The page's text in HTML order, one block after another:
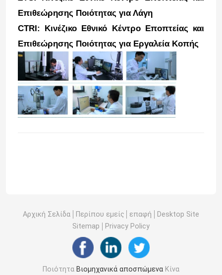
Σπίτι
Προϊόντα
Βίντεο
Επιθεώρησης Ποιότητας για Λάγη
CTRI: Κινέζικο Εθνικό Κέντρο Εποπτείας και
Επιθεώρησης Ποιότητας για Εργαλεία Κοπής
Αρχική Σελίδα Περίπου εμείς επαφή
Desktop Site
Sitemap
Privacy Policy
Ποιότητα Βιομηχανικά αποσπώμεναΚίνα